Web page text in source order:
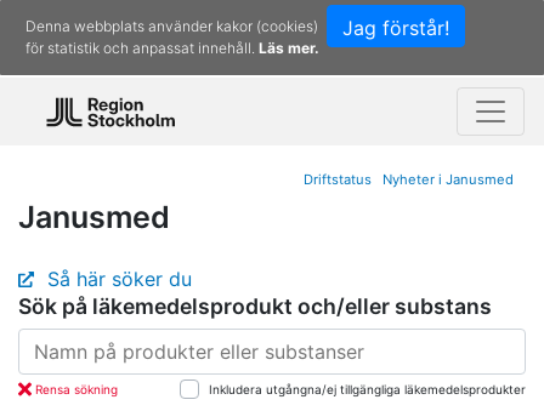
Jag förstår!
Denna webbplats använder kakor (cookies)
för statistik och anpassat innehåll. Läs mer.
Driftstatus Nyheter i Janusmed
Janusmed
Så här söker du
Sök på läkemedelsprodukt och/eller substans
Rensa sökning Inkludera utgångna/ej tillgängliga läkemedelsprodukter